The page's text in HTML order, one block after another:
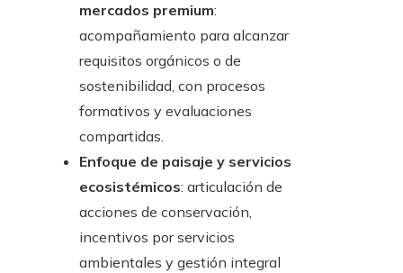
mercados premium:
acompañamiento para alcanzar
requisitos orgánicos o de
sostenibilidad, con procesos
formativos y evaluaciones
compartidas.
Enfoque de paisaje y servicios
ecosistémicos: articulación de
acciones de conservación,
incentivos por servicios
ambientales y gestión integral